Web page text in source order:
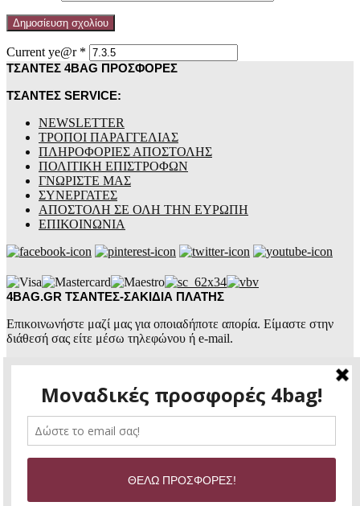
Current ye@r *
ΤΣΑΝΤΕΣ 4BAG ΠΡΟΣΦΟΡΕΣ
ΤΣΑΝΤΕΣ SERVICE:
NEWSLETTER
ΤΡΟΠΟΙ ΠΑΡΑΓΓΕΛΙΑΣ
ΠΛΗΡΟΦΟΡΙΕΣ ΑΠΟΣΤΟΛΗΣ
ΠΟΛΙΤΙΚΗ ΕΠΙΣΤΡΟΦΩΝ
ΓΝΩΡΙΣΤΕ ΜΑΣ
ΣΥΝΕΡΓΑΤΕΣ
ΑΠΟΣΤΟΛΗ ΣΕ ΟΛΗ ΤΗΝ ΕΥΡΩΠΗ
ΕΠΙΚΟΙΝΩΝΙΑ
4BAG.GR ΤΣΑΝΤΕΣ-ΣΑΚΙΔΙΑ ΠΛΑΤΗΣ
Επικοινωνήστε μαζί μας για οποιαδήποτε απορία. Είμαστε στην
διάθεσή σας είτε μέσω τηλεφώνου ή e-mail.
4BAG.GR
+30 2441 774460
4bag.gr@gmail.com
Ώρες επικοινωνίας: